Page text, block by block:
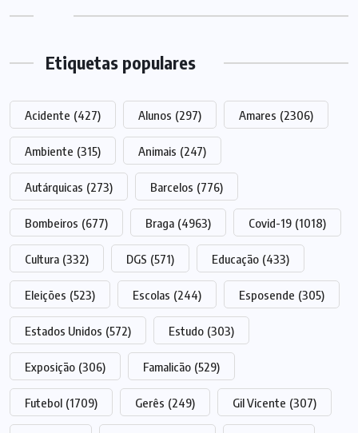
Etiquetas populares
Acidente (427) Alunos (297) Amares (2306)
Ambiente (315) Animais (247)
Autárquicas (273) Barcelos (776)
Bombeiros (677) Braga (4963) Covid-19 (1018)
Cultura (332) DGS (571) Educação (433)
Eleições (523) Escolas (244) Esposende (305)
Estados Unidos (572) Estudo (303)
Exposição (306) Famalicão (529)
Futebol (1709) Gerês (249) Gil Vicente (307)